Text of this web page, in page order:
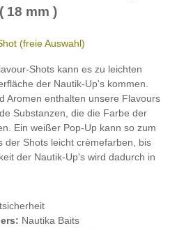
18 mm )
(freie Auswahl)
Shots kann es zu leichten
der Nautik-Up's kommen.
Aromen enthalten unsere Flavours
Substanzen, die die Farbe der
Ein weißer Pop-Up kann so zum
der Shots leicht crèmefarben, bis
der Nautik-Up's wird dadurch in
Nautika Baits